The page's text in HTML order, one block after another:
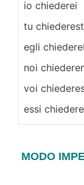
io chiederei
tu
egli
noi
voi
essi
MODO